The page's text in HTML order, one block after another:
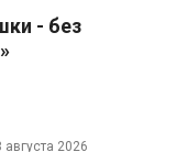
- без
августа 2026